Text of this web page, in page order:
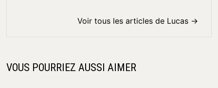
Voir tous les articles de Lucas →
VOUS POURRIEZ AUSSI AIMER